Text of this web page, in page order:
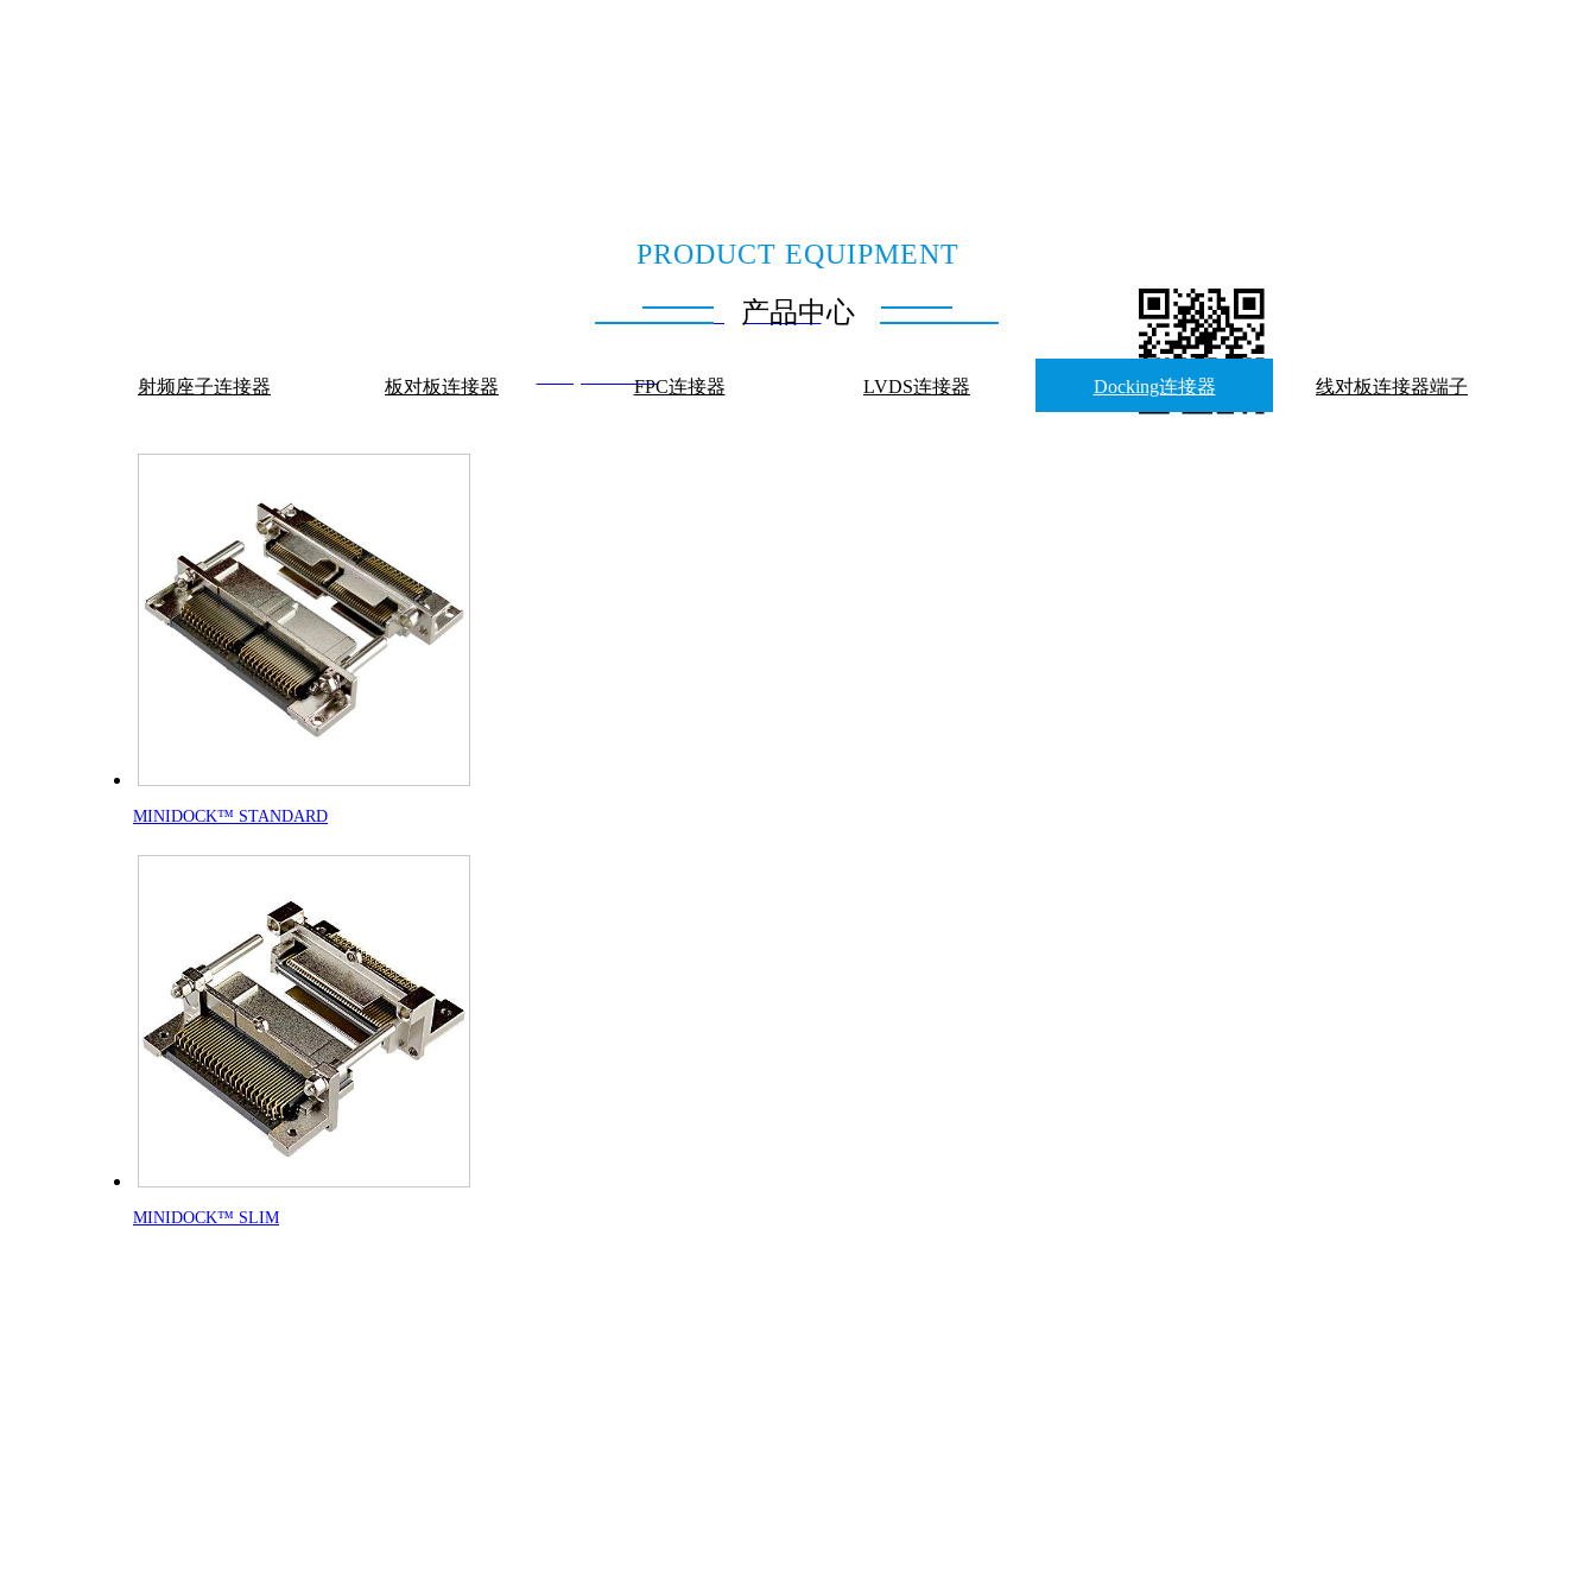
PRODUCT EQUIPMENT
产品中心
射频座子连接器 板对板连接器 FPC连接器 LVDS连接器 Docking连接器 线对板连接器端子
MINIDOCK™ STANDARD
MINIDOCK™ SLIM
sales@junruix.com
地址：深圳市南山区后海大道港湾创业大厦11B 网 址： www.junruix.com
了解更多资讯